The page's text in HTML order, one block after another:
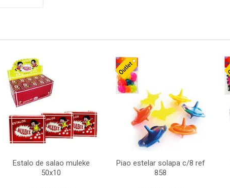
Estalo de salao muleke
50x10
Piao estelar solapa c/8 ref
858